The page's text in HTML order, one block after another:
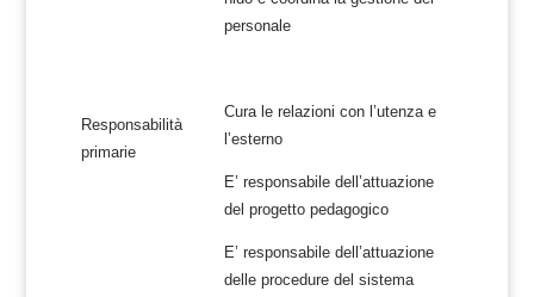
Responsabilità
primarie
personale
Cura le relazioni con l’utenza e
l’esterno
E’ responsabile dell’attuazione
del progetto pedagogico
E’ responsabile dell’attuazione
delle procedure del sistema